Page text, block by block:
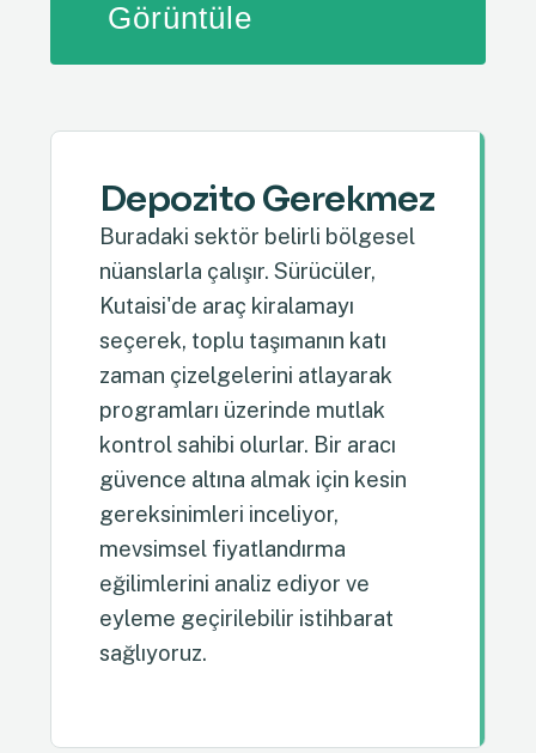
Görüntüle
Depozito Gerekmez
Buradaki sektör belirli bölgesel
nüanslarla çalışır. Sürücüler,
Kutaisi'de araç kiralamayı
seçerek, toplu taşımanın katı
zaman çizelgelerini atlayarak
programları üzerinde mutlak
kontrol sahibi olurlar. Bir aracı
güvence altına almak için kesin
gereksinimleri inceliyor,
mevsimsel fiyatlandırma
eğilimlerini analiz ediyor ve
eyleme geçirilebilir istihbarat
sağlıyoruz.